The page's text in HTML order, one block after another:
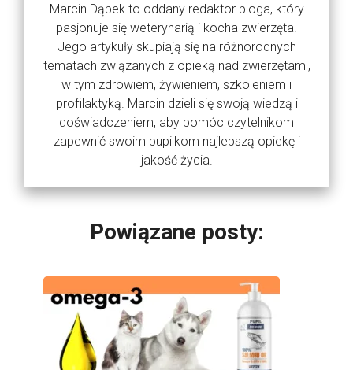
Marcin Dąbek to oddany redaktor bloga, który
pasjonuje się weterynarią i kocha zwierzęta.
Jego artykuły skupiają się na różnorodnych
tematach związanych z opieką nad zwierzętami,
w tym zdrowiem, żywieniem, szkoleniem i
profilaktyką. Marcin dzieli się swoją wiedzą i
doświadczeniem, aby pomóc czytelnikom
zapewnić swoim pupilkom najlepszą opiekę i
jakość życia.
Powiązane posty: